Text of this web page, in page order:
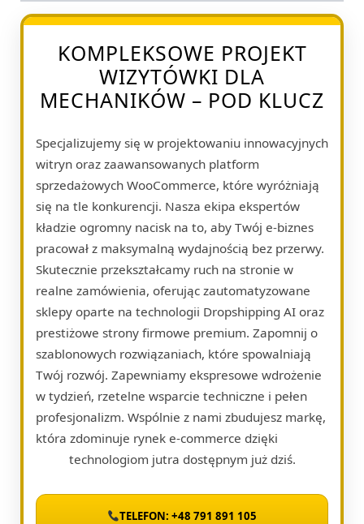
KOMPLEKSOWE PROJEKT
WIZYTÓWKI DLA
MECHANIKÓW – POD KLUCZ
Specjalizujemy się w projektowaniu innowacyjnych
witryn oraz zaawansowanych platform
sprzedażowych WooCommerce, które wyróżniają
się na tle konkurencji. Nasza ekipa ekspertów
kładzie ogromny nacisk na to, aby Twój e-biznes
pracował z maksymalną wydajnością bez przerwy.
Skutecznie przekształcamy ruch na stronie w
realne zamówienia, oferując zautomatyzowane
sklepy oparte na technologii Dropshipping AI oraz
prestiżowe strony firmowe premium. Zapomnij o
szablonowych rozwiązaniach, które spowalniają
Twój rozwój. Zapewniamy ekspresowe wdrożenie
w tydzień, rzetelne wsparcie techniczne i pełen
profesjonalizm. Wspólnie z nami zbudujesz markę,
która zdominuje rynek e-commerce dzięki
technologiom jutra dostępnym już dziś.
TELEFON: +48 791 891 105